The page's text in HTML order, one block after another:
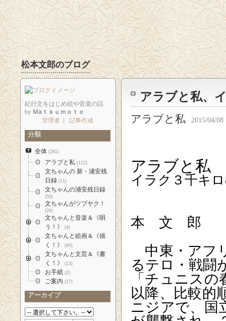
松本文郎のブログ
アラブと私、
アラブと私 2015/04/08
アラブと私
イラク３千キ
本 文 郎
中東・アフ
るテロ・戦闘
「チュニス
以降、比較的
ニジアで、国
紀行文をはじめ絵や音楽の話
by Ｍaｔｓｕｍｏｔｏ
管理者
記事作成
分類
全体 (281)
アラブと私 (112)
文ちゃんの 新・浦安残
日録 (11)
文ちゃんの浦安残日録
(56)
文ちゃんがツブヤク！
(26)
文ちゃんと音楽＆《唄
う！》
(4)
文ちゃんと絵画＆《描
く！》
(40)
文ちゃんと文芸＆《書
く！》
(13)
お手紙 (2)
ご案内 (17)
アーカイブ